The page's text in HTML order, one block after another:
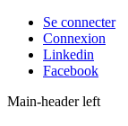
Se connecter
Connexion
Linkedin
Facebook
Main-header left